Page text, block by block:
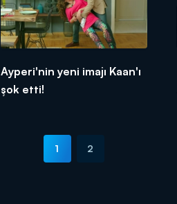
Ayperi'nin yeni imajı Kaan'ı
şok etti!
1 2